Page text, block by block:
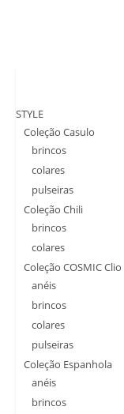
STYLE
Coleção Casulo
brincos
colares
pulseiras
Coleção Chili
brincos
colares
Coleção COSMIC Clio
anéis
brincos
colares
pulseiras
Coleção Espanhola
anéis
brincos